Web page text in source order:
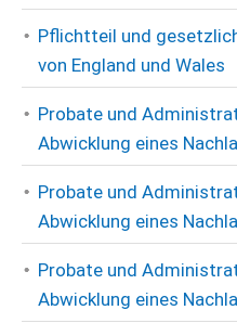
Pflichtteil und
von England und Wales
Probate und
Abwicklung eines
Probate und
Abwicklung eines
Probate und
Abwicklung eines